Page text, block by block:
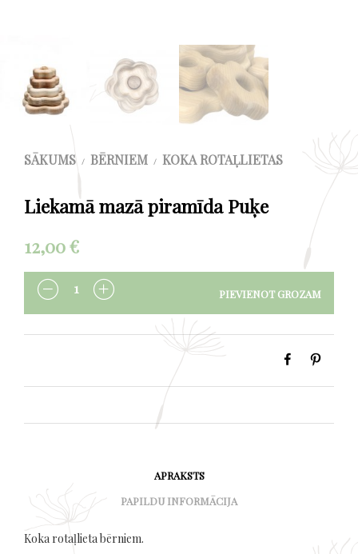
SĀKUMS / BĒRNIEM / KOKA ROTAĻLIETAS
Liekamā mazā piramīda Puķe
12,00€
DAUDZUMS PIEVIENOT GROZAM
APRAKSTS
PAPILDU INFORMĀCIJA
Koka rotaļlieta bērniem.